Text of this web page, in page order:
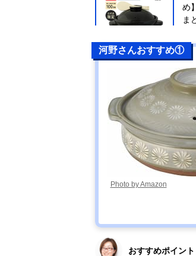
楽天市場で見る
め
ま
Amazonで見る
【
め
Amazonで見る
【
河野さんおすすめ①
Photo by Amazon
おすすめポイント